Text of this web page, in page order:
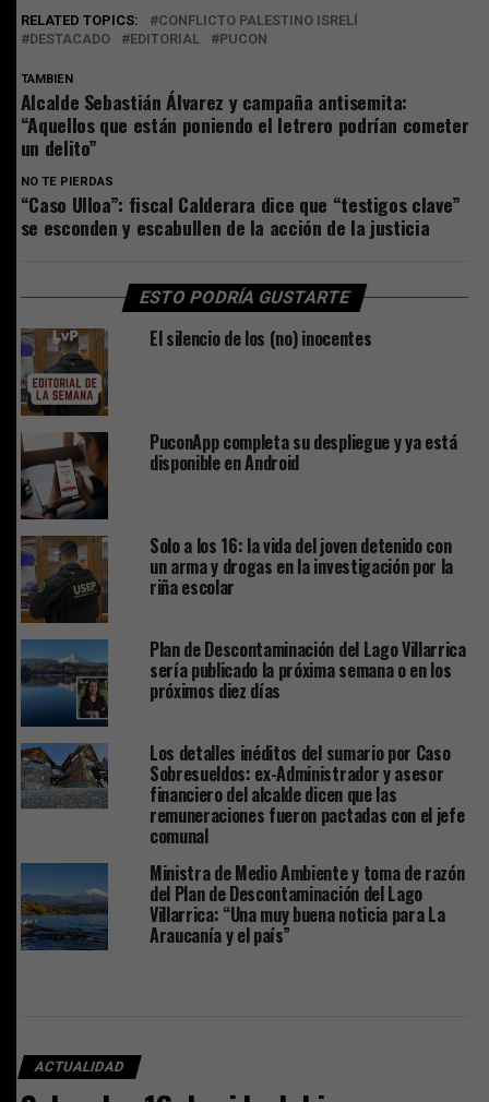
RELATED TOPICS:
CONFLICTO PALESTINO ISRELÍ
DESTACADO
EDITORIAL PUCON
TAMBIEN
Alcalde Sebastián Álvarez y campaña antisemita:
“Aquellos que están poniendo el letrero podrían cometer
un delito”
NO TE PIERDAS
“Caso Ulloa”: fiscal Calderara dice que “testigos clave”
se esconden y escabullen de la acción de la justicia
ESTO PODRÍA GUSTARTE
El silencio de los (no) inocentes
PuconApp completa su despliegue y ya está
disponible en Android
Solo a los 16: la vida del joven detenido con
un arma y drogas en la investigación por la
riña escolar
Plan de Descontaminación del Lago Villarrica
sería publicado la próxima semana o en los
próximos diez días
Los detalles inéditos del sumario por Caso
Sobresueldos: ex-Administrador y asesor
financiero del alcalde dicen que las
remuneraciones fueron pactadas con el jefe
comunal
Ministra de Medio Ambiente y toma de razón
del Plan de Descontaminación del Lago
Villarrica: “Una muy buena noticia para La
Araucanía y el país”
ACTUALIDAD